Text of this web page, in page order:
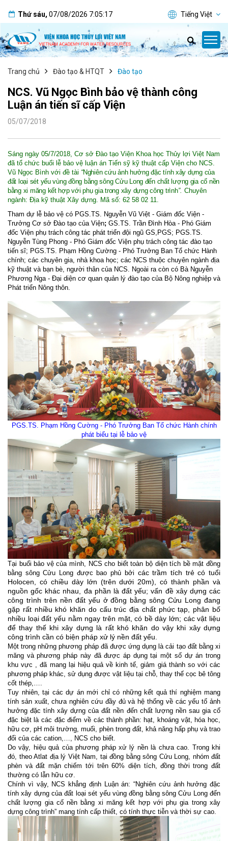
Thứ sáu, 07/08/2026 7:05:18 Tiếng Việt
Trang chủ Đào tạo & HTQT Đào tạo
NCS. Vũ Ngọc Bình bảo vệ thành công
Luận án tiến sĩ cấp Viện
05/07/2018
Sáng ngày 05/7/2018, Cơ sở Đào tạo Viện Khoa học Thủy lợi Việt Nam
đã tổ chức buổi lễ bảo vệ luận án Tiến sỹ kỹ thuật cấp Viện cho NCS.
Vũ Ngọc Bình với đề tài “Nghiên cứu ảnh hưởng đặc tính xây dựng của
đất loại sét yếu vùng đồng bằng sông Cửu Long đến chất lượng gia cố nền
bằng xi măng kết hợp với phụ gia trong xây dựng công trình”. Chuyên
ngành: Địa kỹ thuật Xây dựng. Mã số: 62 58 02 11.
Tham dự lễ bảo vệ có PGS.TS. Nguyễn Vũ Việt - Giám đốc Viện -
Trưởng Cơ sở Đào tạo của Viện; GS.TS. Trần Đình Hòa - Phó Giám
đốc Viện phụ trách công tác phát triển đội ngũ GS,PGS; PGS.TS.
Nguyễn Tùng Phong - Phó Giám đốc Viện phụ trách công tác đào tạo
tiến sĩ; PGS. TS. Phạm Hồng Cường - Phó Trưởng Ban Tổ chức Hành
chính; các chuyên gia, nhà khoa học; các NCS thuộc chuyên ngành địa
kỹ thuật và bạn bè, người thân của NCS. Ngoài ra còn có Bà Nguyễn
Phương Nga - Đại diện cơ quan quản lý đào tạo của Bộ Nông nghiệp và
Phát triển Nông thôn.
PGS.TS. Phạm Hồng Cường - Phó Trưởng Ban Tổ chức Hành chính
phát biểu tại lễ bảo vệ
Tại buổi bảo vệ của mình, NCS cho biết toàn bộ diện tích bề mặt đồng
bằng sông Cửu Long được bao phủ bởi các trầm tích trẻ có tuổi
Holocen, có chiều dày lớn (trên dưới 20m), có thành phần và
nguồn gốc khác nhau, đa phần là đất yếu; vấn đề xây dựng các
công trình trên nền đất yếu ở đồng bằng sông Cửu Long đang
gặp rất nhiều khó khăn do cấu trúc địa chất phức tạp, phân bố
nhiều loại đất yếu nằm ngay trên mặt, có bề dày lớn; các vật liệu
để thay thế khi xây dựng là rất khó khăn do vậy khi xây dựng
công trình cần có biện pháp xử lý nền đất yếu.
Một trong những phương pháp đã được ứng dụng là cải tạo đất bằng xi
măng và phương pháp này đã được áp dụng tại một số dự án trong
khu vực , đã mang lại hiệu quả về kinh tế, giảm giá thành so với các
phương pháp khác, sử dụng được vật liệu tại chỗ, thay thế cọc bê tông
cốt thép,….
Tuy nhiên, tại các dự án mới chỉ có những kết quả thí nghiệm mang
tính sản xuất, chưa nghiên cứu đầy đủ và hệ thống về các yếu tố ảnh
hưởng đặc tính xây dựng của đất nền đến chất lượng nền sau gia cố
đặc biệt là các đặc điểm về các thành phần: hạt, khoáng vật, hóa học,
hữu cơ, pH môi trường, muối, phèn trong đất, khả năng hấp phụ và trao
đổi của các cation,…, NCS cho biết.
Do vậy, hiệu quả của phương pháp xử lý nền là chưa cao. Trong khi
đó, theo Atlat địa lý Việt Nam, tại đồng bằng sông Cửu Long, nhóm đất
phèn và đất mặn chiếm tới trên 60% diện tích, đồng thời trong đất
thường có lẫn hữu cơ.
Chính vì vậy, NCS khẳng định Luận án: “Nghiên cứu ảnh hưởng đặc
tính xây dựng của đất loại sét yếu vùng đồng bằng sông Cửu Long đến
chất lượng gia cố nền bằng xi măng kết hợp với phụ gia trong xây
dựng công trình” mang tính cấp thiết, có tính thực tiễn và thời sự cao.